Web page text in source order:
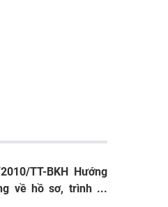
TT-BKH Hướng
về hồ sơ, trình ...